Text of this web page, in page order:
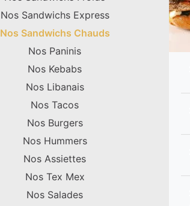
Nos Sandwichs Express
Nos Sandwichs Chauds
Nos Paninis
Nos Kebabs
Nos Libanais
Nos Tacos
Nos Burgers
Nos Hummers
Nos Assiettes
Nos Tex Mex
Nos Salades